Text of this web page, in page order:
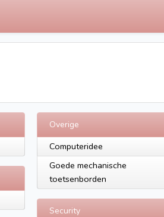
Overige
Computeridee
Goede mechanische
toetsenborden
Security